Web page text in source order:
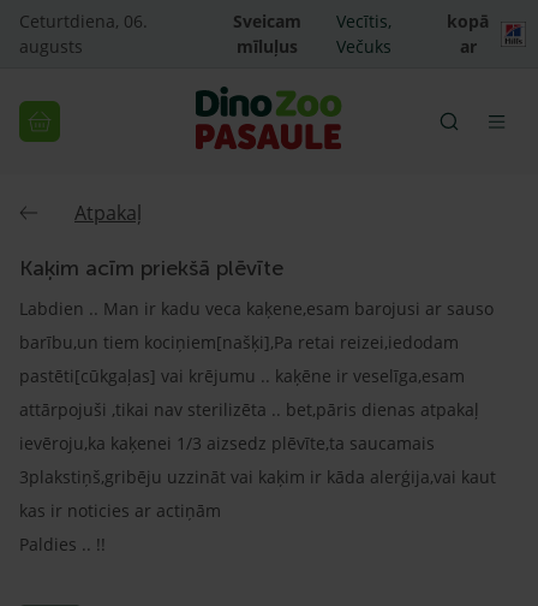
Ceturtdiena, 06.
augusts
Sveicam
mīluļus
Vecītis,
Večuks
kopā
ar
Atpakaļ
Kaķim acīm priekšā plēvīte
Labdien .. Man ir kadu veca kaķene,esam barojusi ar sauso
barību,un tiem kociņiem[našķi],Pa retai reizei,iedodam
pastēti[cūkgaļas] vai krējumu .. kaķēne ir veselīga,esam
attārpojuši ,tikai nav sterilizēta .. bet,pāris dienas atpakaļ
ievēroju,ka kaķenei 1/3 aizsedz plēvīte,ta saucamais
3plakstiņš,gribēju uzzināt vai kaķim ir kāda alerģija,vai kaut
kas ir noticies ar actiņām
Paldies .. !!